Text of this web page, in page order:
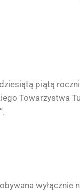
piątą
Towarzystwa
wyłącznie